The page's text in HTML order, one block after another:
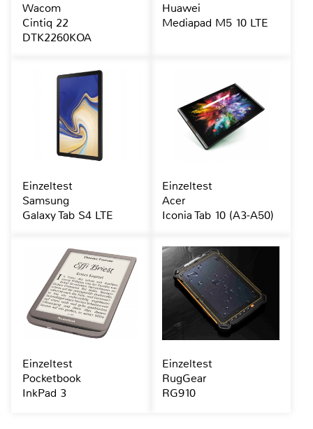
Wacom
Cintiq 22
DTK2260KOA
Huawei
Mediapad M5 10 LTE
Einzeltest
Samsung
Galaxy Tab S4 LTE
Einzeltest
Acer
Iconia Tab 10 (A3-A50)
Einzeltest
Pocketbook
InkPad 3
Einzeltest
RugGear
RG910